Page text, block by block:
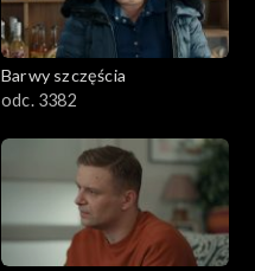
Barwy szczęścia
odc. 3382